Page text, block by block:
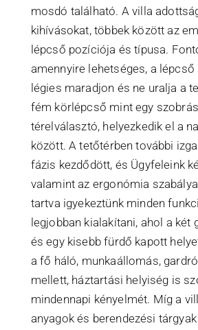
mosdó található. A villa
kihívásokat, többek között az
lépcső pozíciója és típusa.
amennyire lehetséges, a lépcső
légies maradjon és ne uralja a
fém körlépcső mint egy
térelválasztó, helyezkedik el a
között. A tetőtérben további
fázis kezdődött, és Ügyfeleink
valamint az ergonómia
tartva igyekeztünk minden
legjobban kialakítani, ahol a két
és egy kisebb fürdő kapott
a fő háló, munkaállomás,
mellett, háztartási helyiség is
mindennapi kényelmét. Míg a
anyagok és berendezési